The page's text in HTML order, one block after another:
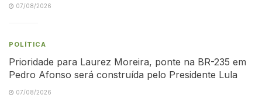
07/08/2026
POLÍTICA
Prioridade para Laurez Moreira, ponte na BR-235 em
Pedro Afonso será construída pelo Presidente Lula
07/08/2026